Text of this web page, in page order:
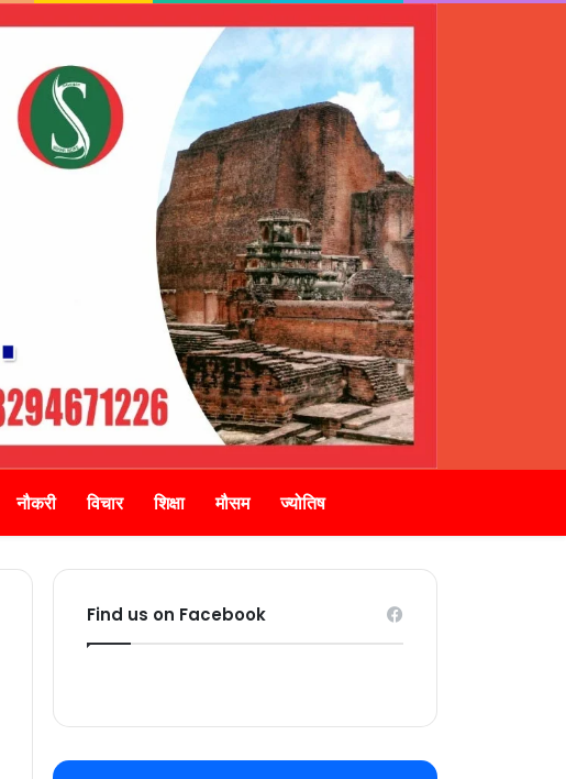
नौकरी विचार शिक्षा मौसम ज्योतिष
Find us on Facebook